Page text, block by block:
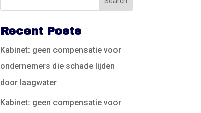
Recent Posts
Kabinet: geen compensatie voor
ondernemers die schade lijden
door laagwater
Kabinet: geen compensatie voor